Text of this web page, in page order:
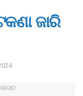
ଜାରି